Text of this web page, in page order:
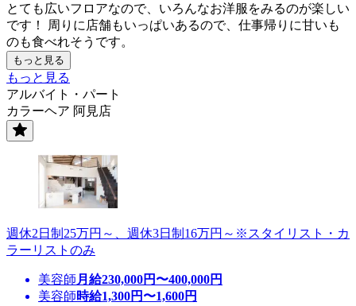
とても広いフロアなので、いろんなお洋服をみるのが楽しい
です！ 周りに店舗もいっぱいあるので、仕事帰りに甘いも
のも食べれそうです。
もっと見る
もっと見る
アルバイト・パート
カラーヘア 阿見店
週休2日制25万円～、週休3日制16万円～※スタイリスト・カ
ラーリストのみ
美容師 月給230,000円〜400,000円
美容師時給1,300円〜1,600円